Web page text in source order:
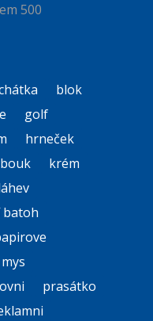
500
blok
golf
hrneček
krém
batoh
prasátko